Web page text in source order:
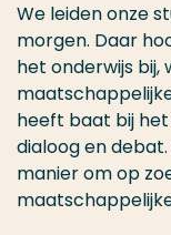
We leiden onze
morgen. Daar
het onderwijs bij,
heeft baat bij
dialoog en
manier om op